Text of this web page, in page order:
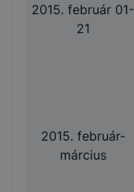
2015. február 01-
21
2015. február-
március